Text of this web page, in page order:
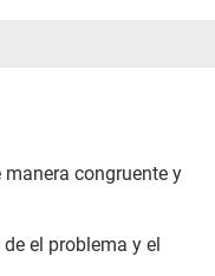
congruente y
el problema y el